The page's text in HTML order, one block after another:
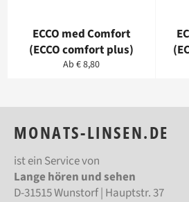
ECCO med Comfort
(ECCO comfort plus)
Ab € 8,80
MONATS-LINSEN.DE
ist ein Service von
Lange hören und sehen
D-31515 Wunstorf | Hauptstr. 37